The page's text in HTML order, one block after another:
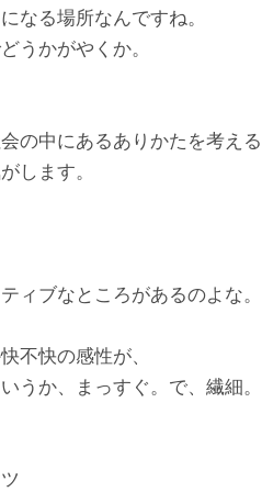
なる場所なんですね。
うかがやくか。
の中にあるありかたを考え
します。
ィブなところがあるのよな。
不快の感性が、
うか、まっすぐ。で、繊細。